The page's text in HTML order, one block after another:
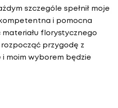
szczególe spełnił moje
i pomocna
florystycznego
przygodę z
moim wyborem będzie